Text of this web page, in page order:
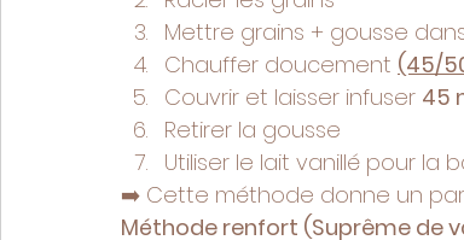
Mettre grains + gousse
Chauffer doucement (45/
Couvrir et laisser infuser 45
Retirer la gousse
Utiliser le lait vanillé pour la
➡️ Cette méthode donne un
Méthode renfort (Suprême de